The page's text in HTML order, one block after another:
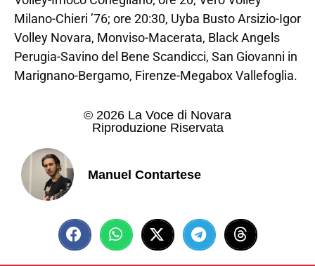
Milano-Chieri ’76; ore 20:30, Uyba Busto Arsizio-Igor
Volley Novara, Monviso-Macerata, Black Angels
Perugia-Savino del Bene Scandicci, San Giovanni in
Marignano-Bergamo, Firenze-Megabox Vallefoglia.
© 2026 La Voce di Novara
Riproduzione Riservata
Manuel Contartese